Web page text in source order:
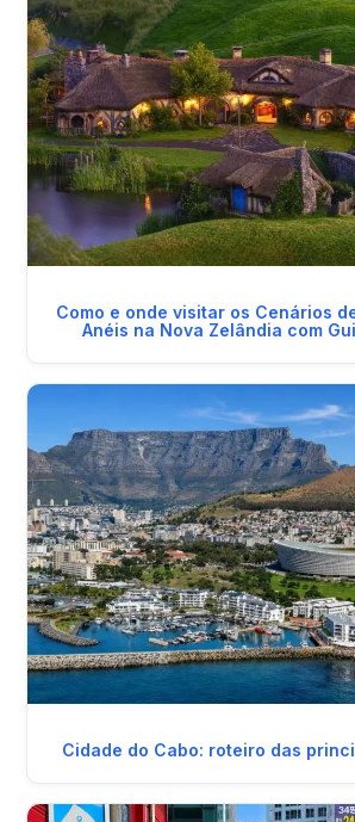
Como e onde visitar os Cenários
Anéis na Nova Zelândia com
Cidade do Cabo: roteiro das